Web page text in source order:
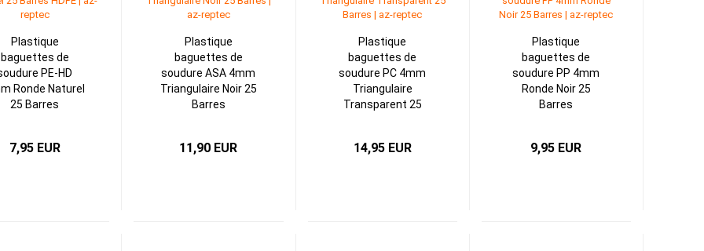
Plastique
baguettes de
PE-HD
Ronde Naturel
25 Barres
7,95 EUR
Plastique
baguettes de
soudure ASA 4mm
Triangulaire Noir 25
Barres
11,90 EUR
Plastique
baguettes de
soudure PC 4mm
Triangulaire
Transparent 25
14,95 EUR
Plastique
baguettes de
soudure PP 4mm
Ronde Noir 25
Barres
9,95 EUR